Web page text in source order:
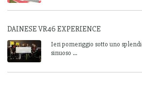
DAINESE VR46 EXPERIENCE
Ieri pomeriggio sotto uno
sinuoso ...